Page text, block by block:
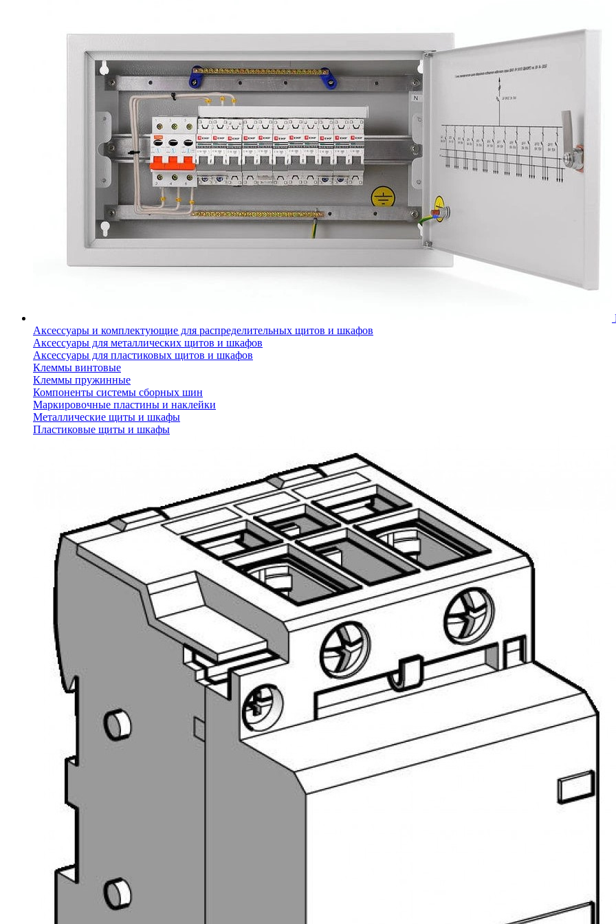
Аксессуары и комплектующие для распределительных щитов и шкафов
Аксессуары для металлических щитов и шкафов
Аксессуары для пластиковых щитов и шкафов
Клеммы винтовые
Клеммы пружинные
Компоненты системы сборных шин
Маркировочные пластины и наклейки
Металлические щиты и шкафы
Пластиковые щиты и шкафы